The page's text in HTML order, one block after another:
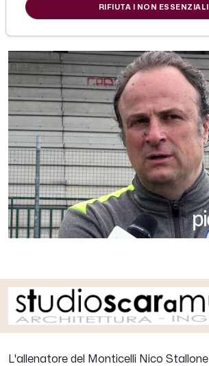
domenica 02 aprile 2017
L'allenatore del Monticelli Nico Stallone
RIFIUTA I NON ESSENZIALI